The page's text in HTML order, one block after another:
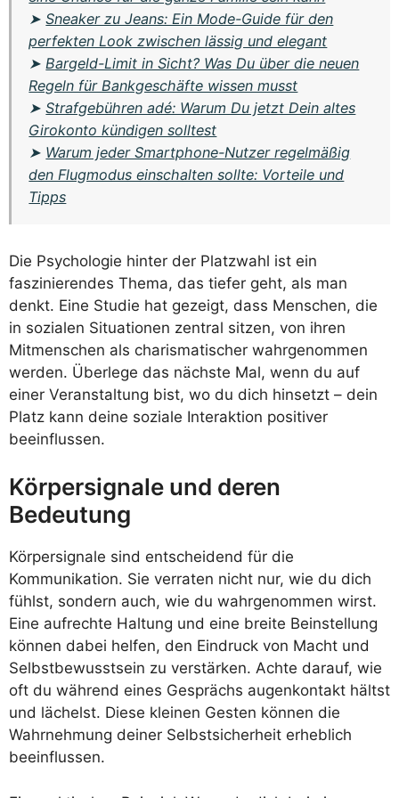
➤Sneaker zu Jeans: Ein Mode-Guide für den
perfekten Look zwischen lässig und elegant
➤ Bargeld-Limit in Sicht? Was Du über die neuen
Regeln für Bankgeschäfte wissen musst
➤Strafgebühren adé: Warum Du jetzt Dein altes
Girokonto kündigen solltest
➤ Warum jeder Smartphone-Nutzer regelmäßig
den Flugmodus einschalten sollte: Vorteile und
Tipps
Die Psychologie hinter der Platzwahl ist ein
faszinierendes Thema, das tiefer geht, als man
denkt. Eine Studie hat gezeigt, dass Menschen, die
in sozialen Situationen zentral sitzen, von ihren
Mitmenschen als charismatischer wahrgenommen
werden. Überlege das nächste Mal, wenn du auf
einer Veranstaltung bist, wo du dich hinsetzt – dein
Platz kann deine soziale Interaktion positiver
beeinflussen.
Körpersignale und deren
Bedeutung
Körpersignale sind entscheidend für die
Kommunikation. Sie verraten nicht nur, wie du dich
fühlst, sondern auch, wie du wahrgenommen wirst.
Eine aufrechte Haltung und eine breite Beinstellung
können dabei helfen, den Eindruck von Macht und
Selbstbewusstsein zu verstärken. Achte darauf, wie
oft du während eines Gesprächs augenkontakt hältst
und lächelst. Diese kleinen Gesten können die
Wahrnehmung deiner Selbstsicherheit erheblich
beeinflussen.